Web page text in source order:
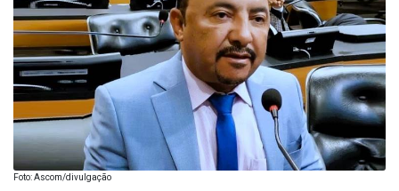
Foto: Ascom/divulgação